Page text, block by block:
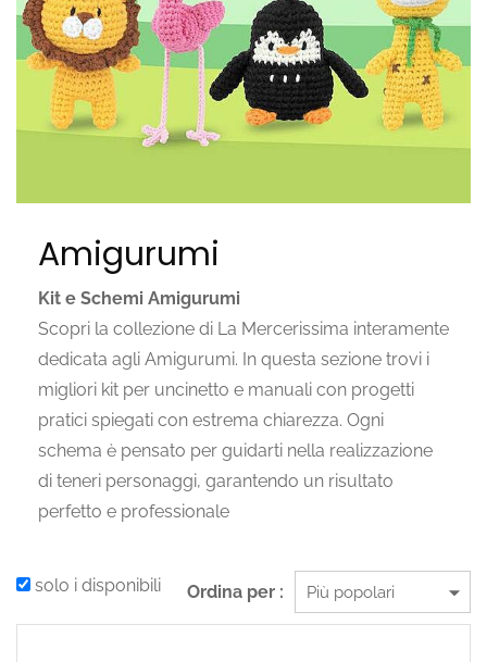
Amigurumi
Kit e Schemi Amigurumi
Scopri la collezione di La Mercerissima interamente
dedicata agli Amigurumi. In questa sezione trovi i
migliori kit per uncinetto e manuali con progetti
pratici spiegati con estrema chiarezza. Ogni
schema è pensato per guidarti nella realizzazione
di teneri personaggi, garantendo un risultato
perfetto e professionale
solo i disponibili Ordina per :